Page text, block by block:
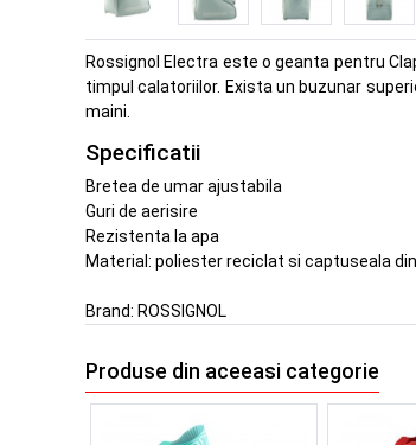
Rossignol Electra este o geanta pentru
timpul calatoriilor. Exista un buzunar
maini.
Specificatii
Bretea de umar ajustabila
Guri de aerisire
Rezistenta la apa
Material: poliester reciclat si captuseala
Brand: ROSSIGNOL
Produse din aceeasi categorie